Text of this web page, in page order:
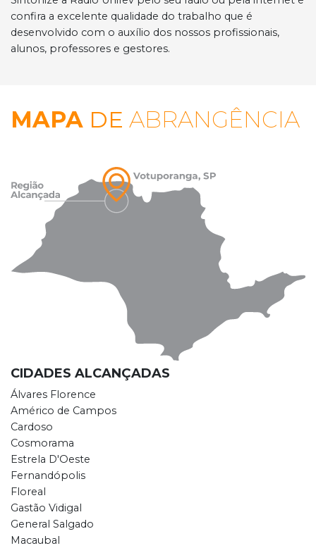
confira a excelente qualidade do trabalho que é
desenvolvido com o auxílio dos nossos profissionais,
alunos, professores e gestores.
MAPA DE ABRANGÊNCIA
CIDADES ALCANÇADAS
Álvares Florence
Américo de Campos
Cardoso
Cosmorama
Estrela D'Oeste
Fernandópolis
Floreal
Gastão Vidigal
General Salgado
Macaubal